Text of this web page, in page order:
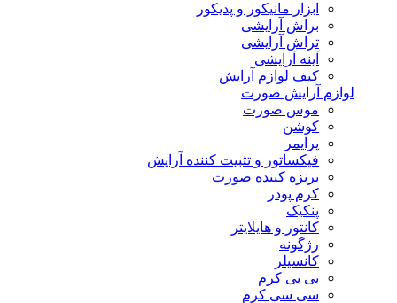
ابزار مانیکور و پدیکور
براش آرایشی
تراش آرایشی
آینه آرایشی
کیف لوازم آرایش
لوازم آرایش صورت
موس صورت
کوشن
پرایمر
فیکساتور و تثبیت کننده آرایش
برنزه کننده صورت
کرم پودر
پنکیک
کانتور و هایلایتر
رژگونه
کانسیلر
بی بی کرم
سی سی کرم